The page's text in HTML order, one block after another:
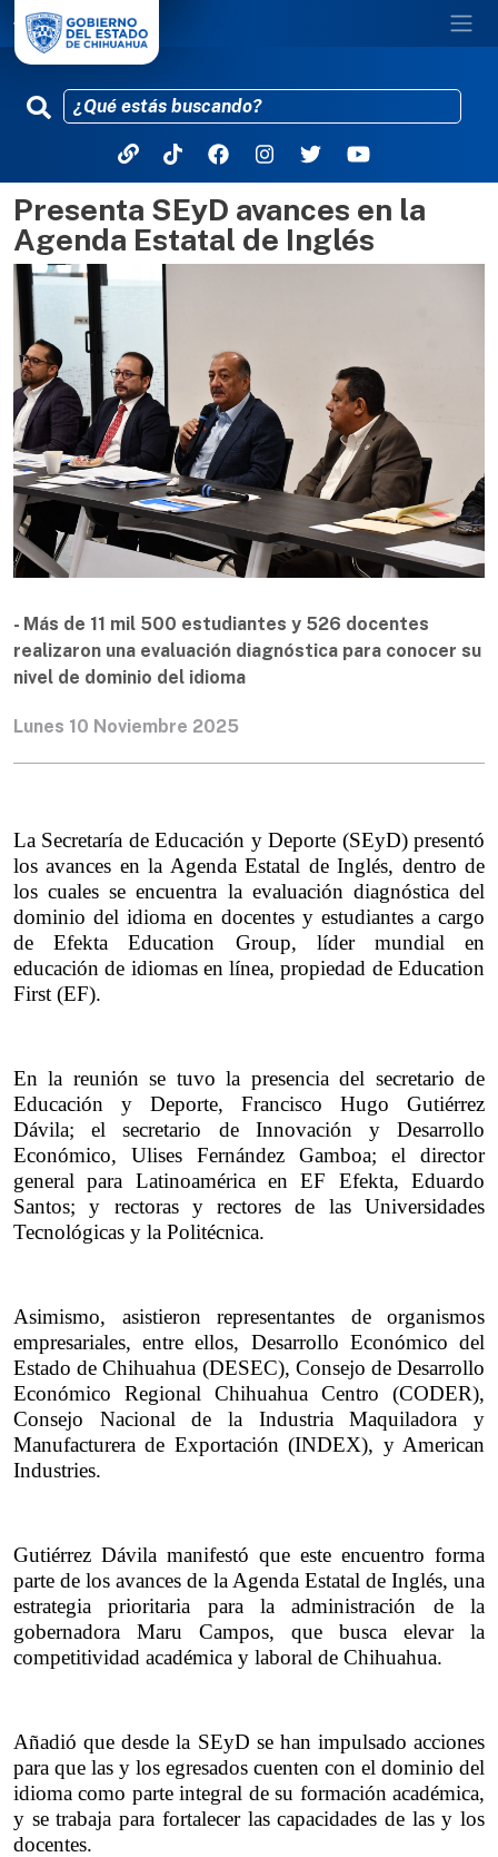
Pasar al contenido principal
Presenta SEyD avances en la
Agenda Estatal de Inglés
- Más de 11 mil 500 estudiantes y 526 docentes
realizaron una evaluación diagnóstica para conocer su
nivel de dominio del idioma
Lunes 10 Noviembre 2025
La Secretaría de Educación y Deporte (SEyD) presentó
los avances en la Agenda Estatal de Inglés, dentro de
los cuales se encuentra la evaluación diagnóstica del
dominio del idioma en docentes y estudiantes a cargo
de Efekta Education Group, líder mundial en
educación de idiomas en línea, propiedad de Education
First (EF).
En la reunión se tuvo la presencia del secretario de
Educación y Deporte, Francisco Hugo Gutiérrez
Dávila; el secretario de Innovación y Desarrollo
Económico, Ulises Fernández Gamboa; el director
general para Latinoamérica en EF Efekta, Eduardo
Santos; y rectoras y rectores de las Universidades
Tecnológicas y la Politécnica.
Asimismo, asistieron representantes de organismos
empresariales, entre ellos, Desarrollo Económico del
Estado de Chihuahua (DESEC), Consejo de Desarrollo
Económico Regional Chihuahua Centro (CODER),
Consejo Nacional de la Industria Maquiladora y
Manufacturera de Exportación (INDEX), y American
Industries.
Gutiérrez Dávila manifestó que este encuentro forma
parte de los avances de la Agenda Estatal de Inglés, una
estrategia prioritaria para la administración de la
gobernadora Maru Campos, que busca elevar la
competitividad académica y laboral de Chihuahua.
Añadió que desde la SEyD se han impulsado acciones
para que las y los egresados cuenten con el dominio del
idioma como parte integral de su formación académica,
y se trabaja para fortalecer las capacidades de las y los
docentes.